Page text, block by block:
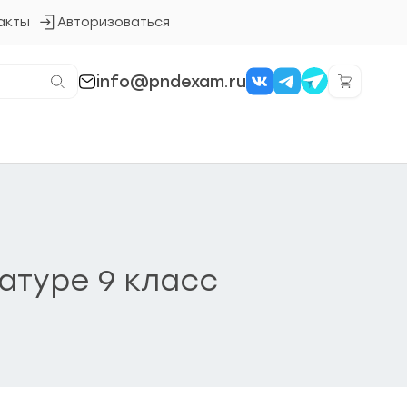
Авторизоваться
Кнопка
info@pndexam.ru
9 класс